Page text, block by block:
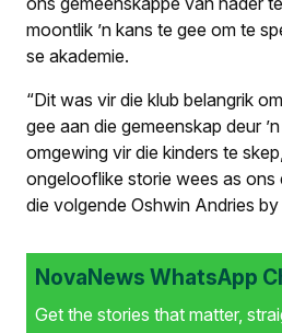
moontlik ’n kans te gee om te
se akademie.
“Dit was vir die klub belangrik
gee aan die gemeenskap deur
omgewing vir die kinders te
ongelooflike storie wees as ons
die volgende Oshwin Andries
NovaNews WhatsApp
Get the stories that matter,